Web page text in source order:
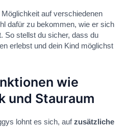
auf verschiedenen
dafür zu bekommen, wie er sich
So stellst du sicher, dass du
erlebst und dein Kind möglichst
wie
und Stauraum
lohnt es sich, aufzusätzliche